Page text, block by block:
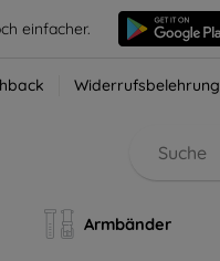
einfacher.
Widerrufsbelehrung
Armbänder